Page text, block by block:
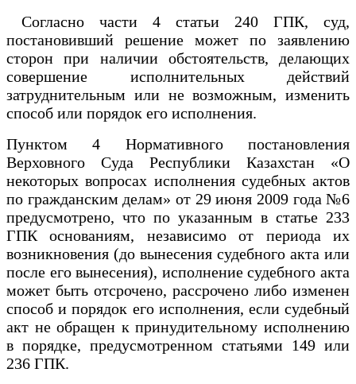
Согласно части 4 статьи 240 ГПК, суд,
постановивший решение может по заявлению
сторон при наличии обстоятельств, делающих
совершение исполнительных действий
затруднительным или не возможным, изменить
способ или порядок его исполнения.
Пунктом 4 Нормативного постановления
Верховного Суда Республики Казахстан «О
некоторых вопросах исполнения судебных актов
по гражданским делам» от 29 июня 2009 года №6
предусмотрено, что по указанным в статье 233
ГПК основаниям, независимо от периода их
возникновения (до вынесения судебного акта или
после его вынесения), исполнение судебного акта
может быть отсрочено, рассрочено либо изменен
способ и порядок его исполнения, если судебный
акт не обращен к принудительному исполнению
в порядке, предусмотренном статьями 149 или
236 ГПК.